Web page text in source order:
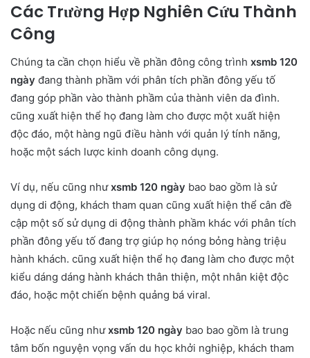
Các Trường Hợp Nghiên Cứu Thành
Công
Chúng ta cần chọn hiểu về phần đông công trình xsmb 120
ngày đang thành phầm với phân tích phần đông yếu tố
đang góp phần vào thành phầm của thành viên da đình.
cũng xuất hiện thể họ đang làm cho được một xuất hiện
độc đáo, một hàng ngũ điều hành với quản lý tính năng,
hoặc một sách lược kinh doanh công dụng.
Ví dụ, nếu cũng nhưxsmb 120 ngày bao bao gồm là sử
dụng di động, khách tham quan cũng xuất hiện thể cân đề
cập một số sử dụng di động thành phầm khác với phân tích
phần đông yếu tố đang trợ giúp họ nóng bỏng hàng triệu
hành khách. cũng xuất hiện thể họ đang làm cho được một
kiểu dáng dáng hành khách thân thiện, một nhân kiệt độc
đáo, hoặc một chiến bệnh quảng bá viral.
Hoặc nếu cũng nhưxsmb 120 ngày bao bao gồm là trung
tâm bốn nguyện vọng vấn du học khởi nghiệp, khách tham